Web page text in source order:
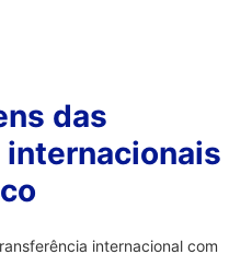
das
internacional com